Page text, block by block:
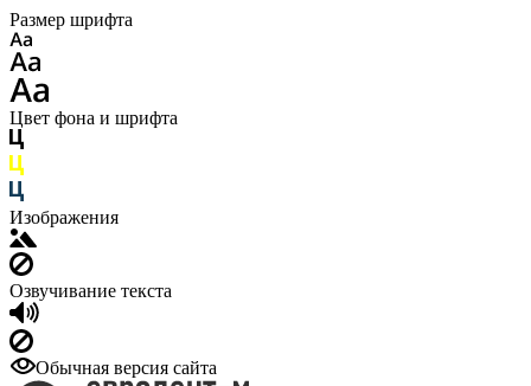
Размер шрифта
Цвет фона и шрифта
Изображения
Озвучивание текста
Обычная версия сайта